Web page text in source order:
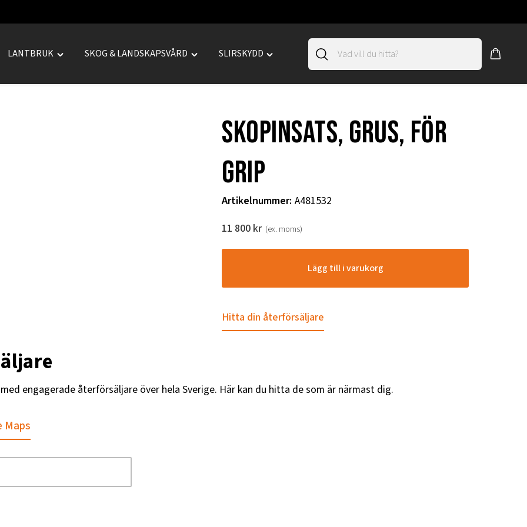
LANTBRUK
Toggle
SKOG & LANDSKAPSVÅRD
Toggle
SLIRSKYDD
Toggle
Skopinsats, grus, för
grip
Artikelnummer: A481532
11 800 kr (ex. moms)
Lägg till i varukorg
Hitta din återförsäljare
engagerade återförsäljare över hela Sverige. Här kan du hitta de som är närmast dig.
Maps